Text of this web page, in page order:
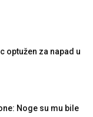
optužen za napad u
Noge su mu bile